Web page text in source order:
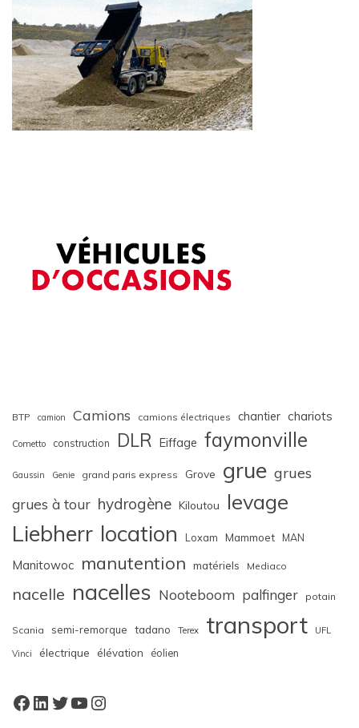
BTP camion Camions camions électriques chantier chariots
Cometto construction DLR Eiffage faymonville
Gaussin Genie grand paris express Grove grue grues
grues à tour hydrogène Kiloutou levage
Liebherr location Loxam Mammoet MAN
Manitowoc manutention matériels Mediaco
nacelle nacelles Nooteboom palfinger potain
Scania semi-remorque tadano Terex transport UFL
Vinci électrique élévation éolien
Facebook
LinkedIn
Twitter
YouTube
Instagram